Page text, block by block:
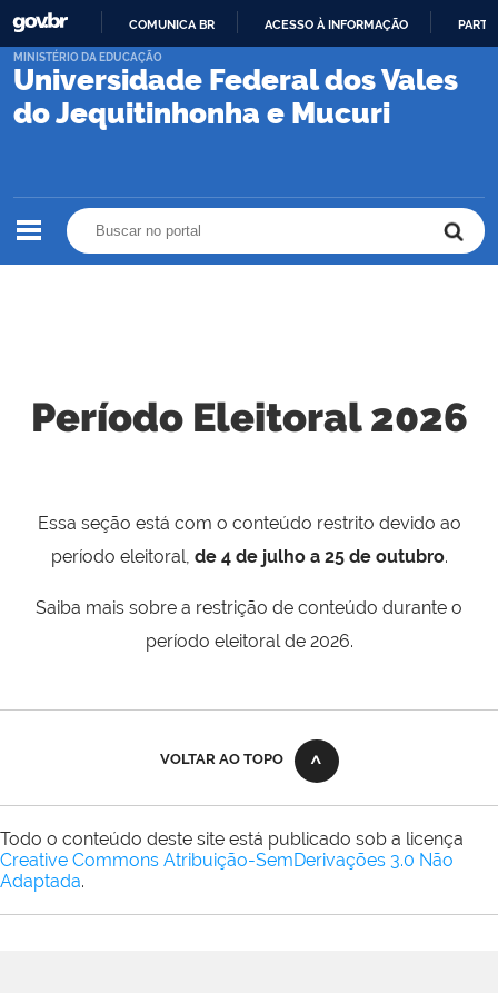
PARA
CONTEÚDO
COMUNICA BR ACESSO À INFORMAÇÃO
Universidade Federal dos Vales
do Jequitinhonha e Mucuri
MINISTÉRIO DA EDUCAÇÃO
Período Eleitoral 2026
Essa seção está com o conteúdo restrito devido ao
período eleitoral, de 4 de julho a 25 de outubro.
Saiba mais sobre a restrição de conteúdo durante o
período eleitoral de 2026.
VOLTAR AO TOPO
Todo o conteúdo deste site está publicado sob a licença
Creative Commons Atribuição-SemDerivações 3.0 Não
Adaptada.